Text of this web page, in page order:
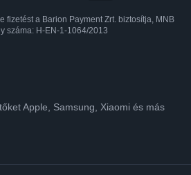
fizetést a Barion Payment Zrt. biztosítja, MNB
száma: H-EN-1-1064/2013
Apple, Samsung, Xiaomi és más